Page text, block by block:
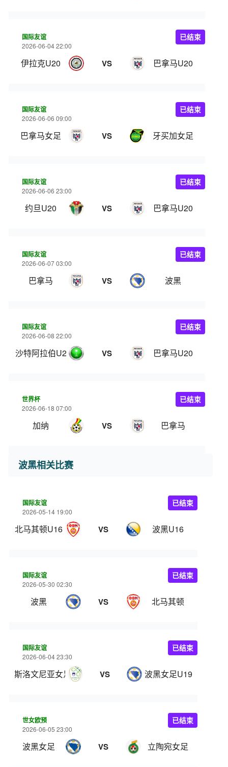
国际友谊
2026-06-04 22:00
伊拉克U20 VS 巴拿马U20
已结束
国际友谊
2026-06-06 09:00
巴拿马女足 VS 牙买加女足
已结束
国际友谊
2026-06-06 23:00
约旦U20 VS 巴拿马U20
已结束
国际友谊
2026-06-07 03:00
巴拿马 VS 波黑
已结束
国际友谊
2026-06-08 22:00
沙特阿拉伯U20 VS 巴拿马U20
已结束
世界杯
2026-06-18 07:00
加纳 VS 巴拿马
已结束
波黑相关比赛
国际友谊
2026-05-14 19:00
北马其顿U16 VS 波黑U16
已结束
国际友谊
2026-05-30 02:30
波黑 VS 北马其顿
已结束
国际友谊
2026-06-04 23:30
斯洛文尼亚女足U19 VS 波黑女足U19
已结束
世女欧预
2026-06-05 23:00
波黑女足 VS 立陶宛女足
已结束